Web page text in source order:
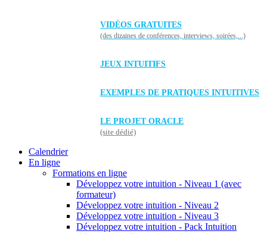
VIDÉOS GRATUITES
(des dizaines de conférences, interviews, soirées,...)
JEUX INTUITIFS
EXEMPLES DE PRATIQUES INTUITIVES
LE PROJET ORACLE
(site dédié)
Calendrier
En ligne
Formations en ligne
Développez votre intuition - Niveau 1 (avec
formateur)
Développez votre intuition - Niveau 2
Développez votre intuition - Niveau 3
Développez votre intuition - Pack Intuition